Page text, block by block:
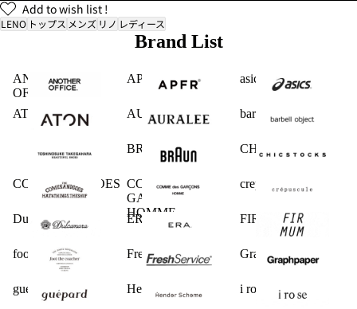
Add to wish list !
LENO トップス メンズ リノ レディース
Brand List
ANOTHER
OFFICE
APFR asics
ATON AURALEE barbell object
BRAUN CHICSTOCKS
COMESANDGOES COMME des
GARCONS
HOMME
crepuscule
Dulcamara ERA. FIRMUM
foot the coacher FreshService Graphpaper
guepard Hender Scheme i ro se